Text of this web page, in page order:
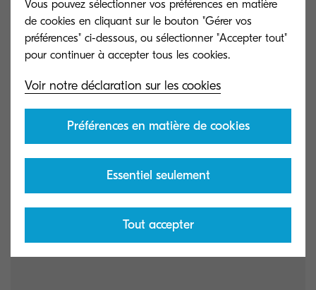
Vous pouvez sélectionner vos préférences en matière
de cookies en cliquant sur le bouton "Gérer vos
préférences" ci-dessous, ou sélectionner "Accepter tout"
Voir notre déclaration sur les cookies
Préférences en matière de cookies
Essentiel seulement
Tout accepter